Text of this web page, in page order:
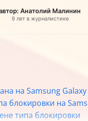
Анатолий Малинин
9 лет в журналистике
на Samsung
блокировки на
типа блокировки